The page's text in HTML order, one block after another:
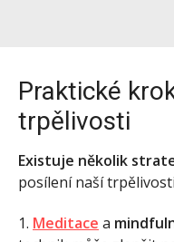
Praktické
trpělivosti
Existuje několik
posílení naší
1. Meditace a